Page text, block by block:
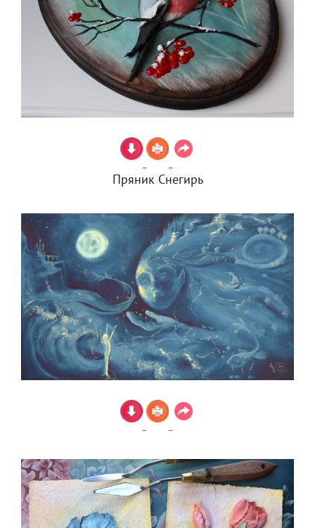
Пряник Снегирь